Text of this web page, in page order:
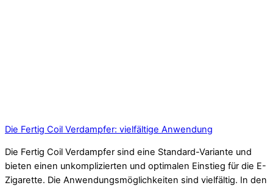
Die Fertig Coil Verdampfer: vielfältige Anwendung
Die Fertig Coil Verdampfer sind eine Standard-Variante und
bieten einen unkomplizierten und optimalen Einstieg für die E-
Zigarette. Die Anwendungsmöglichkeiten sind vielfältig. In den